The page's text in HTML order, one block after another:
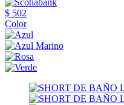
$ 502
Color